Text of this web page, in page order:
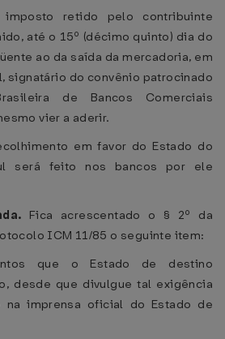
imposto retido pelo contribuinte
até o 15º (décimo quinto) dia do
ao da saída da mercadoria, em
signatário do convênio patrocinado
de Bancos Comerciais
vier a aderir.
em favor do Estado do
será feito nos bancos por ele
Fica acrescentado o § 2º da
ICM 11/85 o seguinte item:
que o Estado de destino
desde que divulgue tal exigência
na imprensa oficial do Estado de